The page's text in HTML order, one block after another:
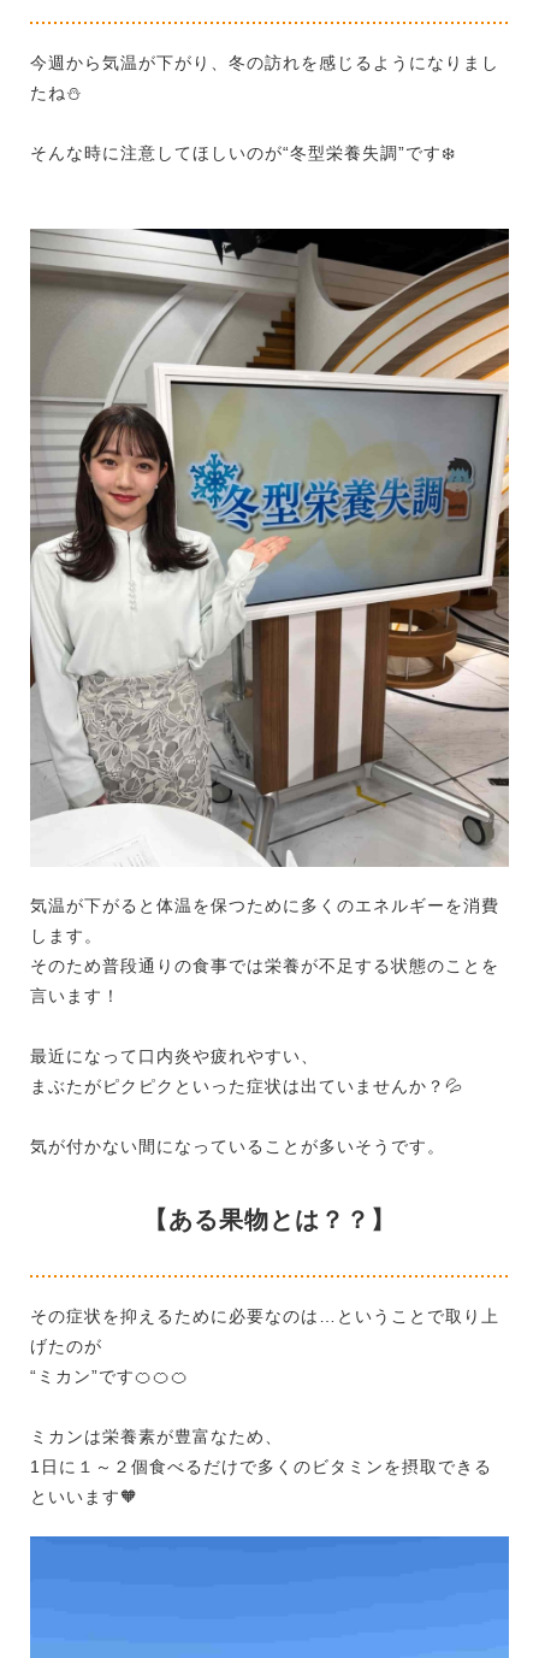
今週から気温が下がり、冬の訪れを感じるようになりまし
たね⛄️
そんな時に注意してほしいのが“冬型栄養失調”です❄️
気温が下がると体温を保つために多くのエネルギーを消費
します。
そのため普段通りの食事では栄養が不足する状態のことを
言います！
最近になって口内炎や疲れやすい、
まぶたがピクピクといった症状は出ていませんか？ 💦
気が付かない間になっていることが多いそうです。
【ある果物とは？？】
その症状を抑えるために必要なのは…ということで取り上
げたのが
“ミカン”です🍊🍊🍊
ミカンは栄養素が豊富なため、
1 日に１～２個食べるだけで多くのビタミンを摂取できる
といいます🧡